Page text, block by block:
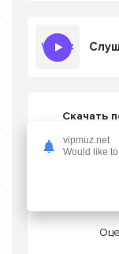
Скачать
vipmuz.net
Would like